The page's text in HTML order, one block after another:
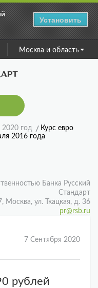
Установить
Москва и область
2020 год
Курс евро
2016 года
Банка Русский
Стандарт
Москва, ул. Ткацкая, д. 36
pr@rsb.ru
7 Сентября 2020
рублей